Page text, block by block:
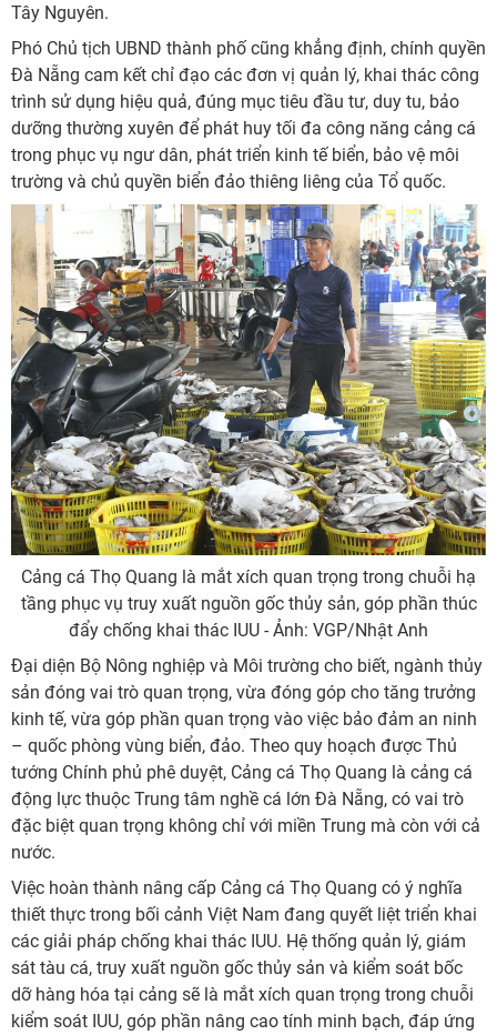
Tây Nguyên.
Phó Chủ tịch UBND thành phố cũng khẳng định, chính quyền
Đà Nẵng cam kết chỉ đạo các đơn vị quản lý, khai thác công
trình sử dụng hiệu quả, đúng mục tiêu đầu tư, duy tu, bảo
dưỡng thường xuyên để phát huy tối đa công năng cảng cá
trong phục vụ ngư dân, phát triển kinh tế biển, bảo vệ môi
trường và chủ quyền biển đảo thiêng liêng của Tổ quốc.
Cảng cá Thọ Quang là mắt xích quan trọng trong chuỗi hạ
tầng phục vụ truy xuất nguồn gốc thủy sản, góp phần thúc
đẩy chống khai thác IUU - Ảnh: VGP/Nhật Anh
Đại diện Bộ Nông nghiệp và Môi trường cho biết, ngành thủy
sản đóng vai trò quan trọng, vừa đóng góp cho tăng trưởng
kinh tế, vừa góp phần quan trọng vào việc bảo đảm an ninh
– quốc phòng vùng biển, đảo. Theo quy hoạch được Thủ
tướng Chính phủ phê duyệt, Cảng cá Thọ Quang là cảng cá
động lực thuộc Trung tâm nghề cá lớn Đà Nẵng, có vai trò
đặc biệt quan trọng không chỉ với miền Trung mà còn với cả
nước.
Việc hoàn thành nâng cấp Cảng cá Thọ Quang có ý nghĩa
thiết thực trong bối cảnh Việt Nam đang quyết liệt triển khai
các giải pháp chống khai thác IUU. Hệ thống quản lý, giám
sát tàu cá, truy xuất nguồn gốc thủy sản và kiểm soát bốc
dỡ hàng hóa tại cảng sẽ là mắt xích quan trọng trong chuỗi
kiểm soát IUU, góp phần nâng cao tính minh bạch, đáp ứng